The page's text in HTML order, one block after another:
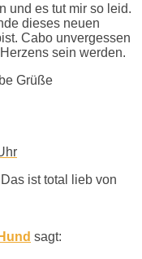
und es tut mir so leid.
dieses neuen
Cabo unvergessen
sein werden.
Grüße
ist total lieb von
sagt: